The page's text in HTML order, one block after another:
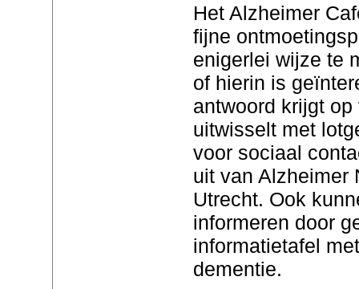
Het Alzheimer
fijne
enigerlei wijze te
of hierin is
antwoord krijgt
uitwisselt met
voor sociaal
uit van Alzheimer
Utrecht. Ook
informeren door
informatietafel
dementie.